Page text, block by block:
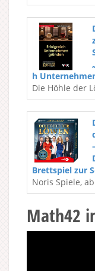
h
Die Höhle der
Brettspiel zur
Noris Spiele,
Math42